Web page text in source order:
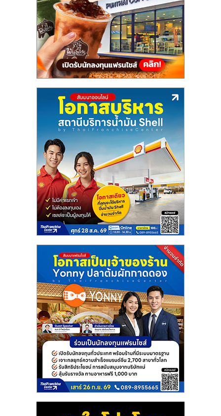
ไชส์,
รวม
แฟ
ไชส์
ขาย
แฟ
แฟ
ไชส์
หน้า